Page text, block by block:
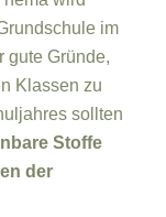
im
gute Gründe,
Klassen zu
sollten
Stoffe
der